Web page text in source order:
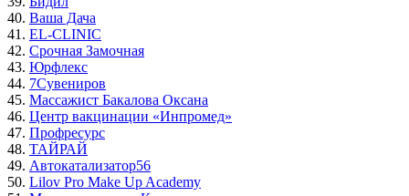
40. Ваша Дача
41. EL-CLINIC
42. Срочная Замочная
43. Юрфлекс
44. 7Сувениров
45. Массажист Бакалова Оксана
46. Центр вакцинации «Инпромед»
47. Профресурс
48. ТАЙРАЙ
49. Автокатализатор56
50. Lilov Pro Make Up Academy